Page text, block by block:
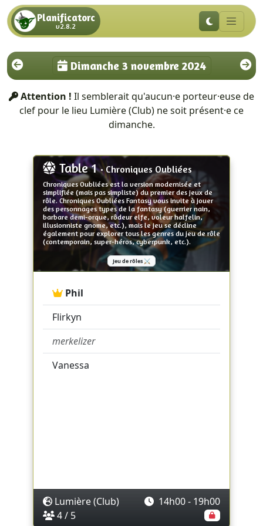
Planificatorc
v2.8.2
Dimanche 3 novembre 2024
Attention ! Il semblerait qu'aucun·e porteur·euse de
clef pour le lieu Lumière (Club) ne soit présent·e ce
dimanche.
Table 1• Chroniques Oubliées
Chroniques Oubliées est la version modernisée et
simplifiée (mais pas simpliste) du premier des jeux de
rôle. Chroniques Oubliées Fantasy vous invite à jouer
des personnages types de la fantasy (guerrier nain,
barbare demi-orque, rôdeur elfe, voleur halfelin,
illusionniste gnome, etc.), mais le jeu se décline
également pour explorer tous les genres du jeu de rôle
(contemporain, super-héros, cyberpunk, etc.).
Jeu de rôles ⚔️
Phil
Flirkyn
merkelizer
Vanessa
Lumière (Club)
14h00 - 19h00
4 / 5